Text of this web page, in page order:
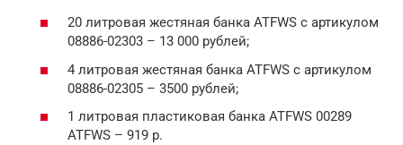
20 литровая жестяная банка ATFWS с артикулом
08886-02303 – 13 000 рублей;
4 литровая жестяная банка ATFWS с артикулом
08886-02305 – 3500 рублей;
1 литровая пластиковая банка ATFWS 00289
ATFWS – 919 р.